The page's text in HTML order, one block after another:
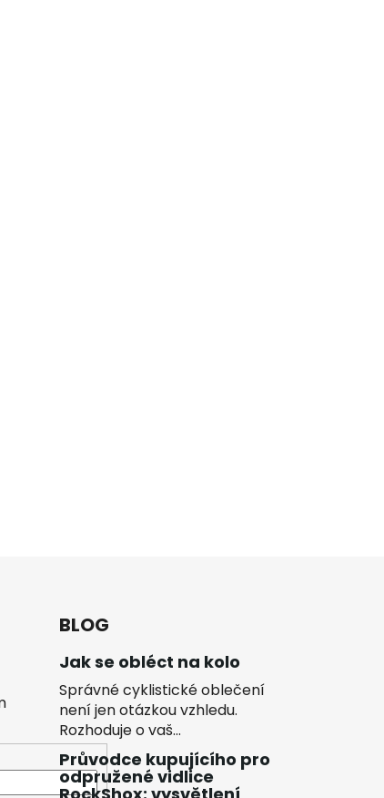
BLOG
Jak se obléct na kolo
Správné cyklistické oblečení
není jen otázkou vzhledu.
Rozhoduje o vaš...
Průvodce kupujícího pro
odpružené vidlice